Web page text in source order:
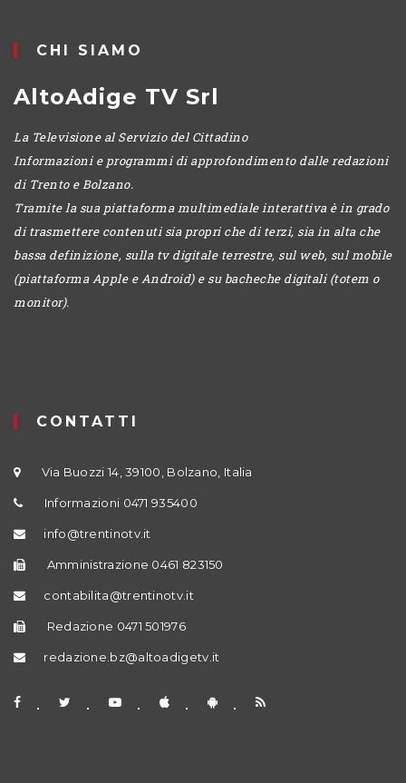
CHI SIAMO
AltoAdige TV Srl
La Televisione al Servizio del Cittadino
Informazioni e programmi di approfondimento dalle redazioni
di Trento e Bolzano.
Tramite la sua piattaforma multimediale interattiva è in grado
di trasmettere contenuti sia propri che di terzi, sia in alta che
bassa definizione, sulla tv digitale terrestre, sul web, sul mobile
(piattaforma Apple e Android) e su bacheche digitali (totem o
monitor).
CONTATTI
Via Buozzi 14, 39100, Bolzano, Italia
Informazioni 0471 935400
info@trentinotv.it
Amministrazione 0461 823150
contabilita@trentinotv.it
Redazione 0471 501976
redazione.bz@altoadigetv.it